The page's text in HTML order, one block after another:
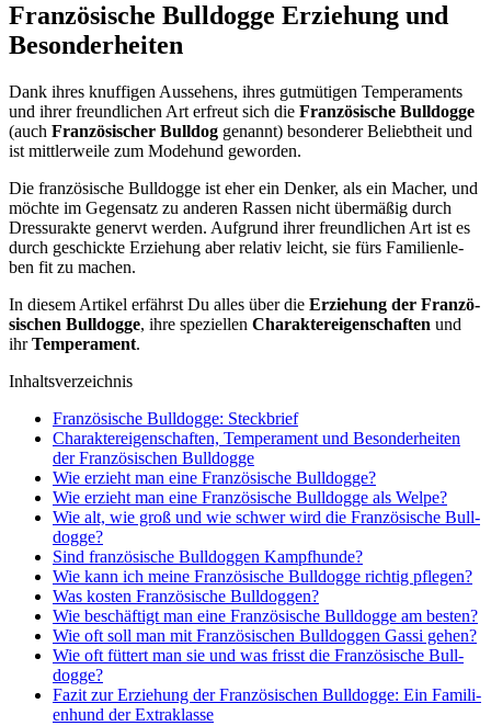
Fran­zö­si­sche Bull­dog­ge Erzie­hung und
Beson­der­hei­ten
Dank ihres knuf­fi­gen Aus­se­hens, ihres gut­mü­ti­gen Tem­pe­ra­ments
und ihrer freund­li­chen Art erfreut sich die Fran­zö­si­sche Bull­dog­ge
(auch Fran­zö­si­scher Bull­dog genannt) beson­de­rer Beliebt­heit und
ist mitt­ler­wei­le zum Mode­hund gewor­den.
Die fran­zö­si­sche Bull­dog­ge ist eher ein Den­ker, als ein Macher, und
möch­te im Gegen­satz zu ande­ren Ras­sen nicht über­mä­ßig durch
Dres­sur­ak­te genervt wer­den. Auf­grund ihrer freund­li­chen Art ist es
durch geschick­te Erzie­hung aber rela­tiv leicht, sie fürs Fami­li­en­le­
ben fit zu machen.
In die­sem Arti­kel erfährst Du alles über die Erzie­hung der Fran­zö­
si­schen Bull­dog­ge, ihre spe­zi­el­len Cha­rak­ter­ei­gen­schaf­ten und
ihrTem­pe­ra­ment.
Inhalts­ver­zeich­nis
Fran­zö­si­sche Bull­dog­ge: Steck­brief
Cha­rak­ter­ei­gen­schaf­ten, Tem­pe­ra­ment und Beson­der­hei­ten
der Fran­zö­si­schen Bull­dog­ge
Wie erzieht man eine Fran­zö­si­sche Bull­dog­ge?
Wie erzieht man eine Fran­zö­si­sche Bull­dog­ge als Wel­pe?
Wie alt, wie groß und wie schwer wird die Fran­zö­si­sche Bull­
dog­ge?
Sind fran­zö­si­sche Bull­dog­gen Kampf­hun­de?
Wie kann ich mei­ne Fran­zö­si­sche Bull­dog­ge rich­tig pfle­gen?
Was kos­ten Fran­zö­si­sche Bull­dog­gen?
Wie beschäf­tigt man eine Fran­zö­si­sche Bull­dog­ge am bes­ten?
Wie oft soll man mit Fran­zö­si­schen Bull­dog­gen Gas­si gehen?
Wie oft füt­tert man sie und was frisst die Fran­zö­si­sche Bull­
dog­ge?
Fazit zur Erzie­hung der Fran­zö­si­schen Bull­dog­ge: Ein Fami­li­
en­hund der Extra­klas­se